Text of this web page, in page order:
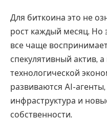
Для биткоина это не
рост каждый месяц. Но
все чаще
спекулятивный актив,
технологической
развиваются AI-
инфраструктура и
собственности.